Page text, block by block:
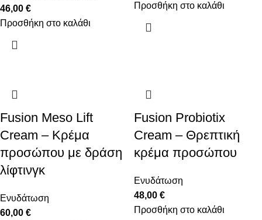
46,00 €
Προσθήκη στο καλάθι
Προσθήκη στο καλάθι
Fusion Meso Lift
Cream – Κρέμα
προσώπου με δράση
λίφτινγκ
Ενυδάτωση
60,00 €
Fusion Probiotix
Cream – Θρεπτική
κρέμα προσώπου
Ενυδάτωση
48,00 €
Προσθήκη στο καλάθι